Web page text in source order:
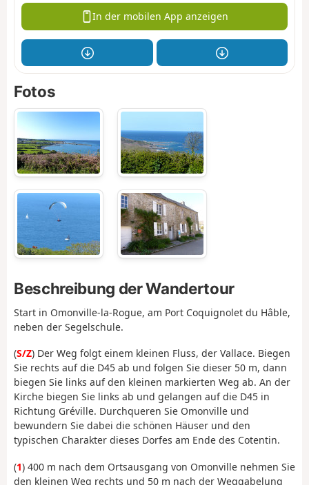
In der mobilen App anzeigen
Fotos
Beschreibung der Wandertour
Start in Omonville-la-Rogue, am Port Coquignolet du Hâble,
neben der Segelschule.
(S/Z) Der Weg folgt einem kleinen Fluss, der Vallace. Biegen
Sie rechts auf die D45 ab und folgen Sie dieser 50 m, dann
biegen Sie links auf den kleinen markierten Weg ab. An der
Kirche biegen Sie links ab und gelangen auf die D45 in
Richtung Gréville. Durchqueren Sie Omonville und
bewundern Sie dabei die schönen Häuser und den
typischen Charakter dieses Dorfes am Ende des Cotentin.
(1) 400 m nach dem Ortsausgang von Omonville nehmen Sie
den kleinen Weg rechts und 50 m nach der Weggabelung